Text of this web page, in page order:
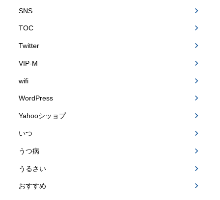
SNS
TOC
Twitter
VIP-M
wifi
WordPress
Yahooシッョプ
いつ
うつ病
うるさい
おすすめ